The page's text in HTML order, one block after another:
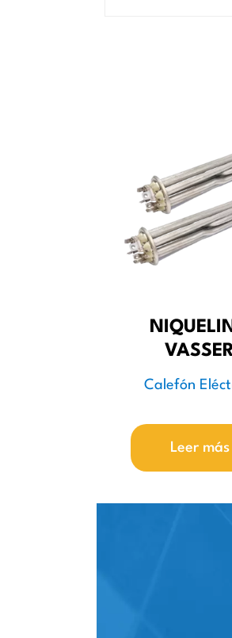
Calefón
Leer más